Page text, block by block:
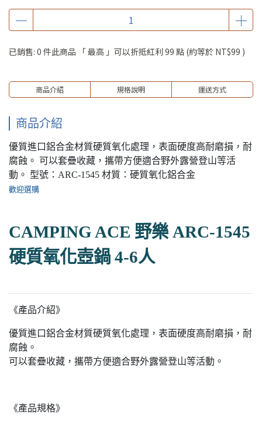
已銷售: 0 件此商品 「 最高 」可以折抵紅利 99 點 (約等於 NT$99 )
商品介紹 規格說明 運送方式
商品介紹
優質進口鋁合金材質硬質氧化處理，表面硬度高耐磨損，耐
腐蝕。 可以套疊收藏，攜帶方便適合野外露營登山等活
動。 型號：ARC-1545 材質：硬質氧化鋁合金
歡迎選購
CAMPING ACE 野樂 ARC-1545
硬質氧化壺鍋 4-6人
《產品介紹》
優質進口鋁合金材質硬質氧化處理，表面硬度高耐磨損，耐
腐蝕。
可以套疊收藏，攜帶方便適合野外露營登山等活動。
《產品規格》